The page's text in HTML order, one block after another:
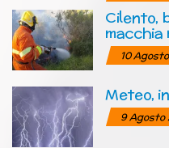
Cilento,
10
Meteo,
9 Agosto